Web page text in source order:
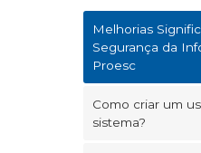
Melhorias
Segurança da
Proesc
Como criar um
sistema?